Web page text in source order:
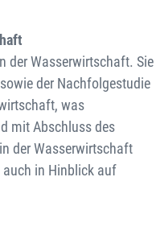
der Wasserwirtschaft. Sie
der Nachfolgestudie
was
mit Abschluss des
der Wasserwirtschaft
auch in Hinblick auf